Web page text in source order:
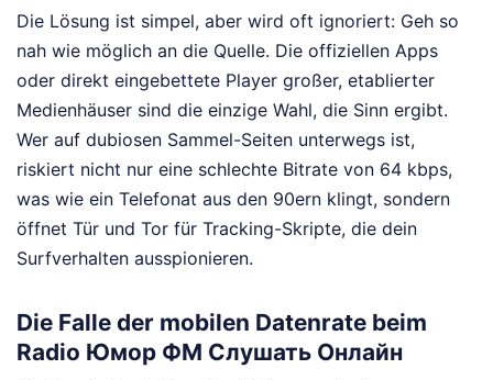
Die Lösung ist simpel, aber wird oft ignoriert: Geh so
nah wie möglich an die Quelle. Die offiziellen Apps
oder direkt eingebettete Player großer, etablierter
Medienhäuser sind die einzige Wahl, die Sinn ergibt.
Wer auf dubiosen Sammel-Seiten unterwegs ist,
riskiert nicht nur eine schlechte Bitrate von 64 kbps,
was wie ein Telefonat aus den 90ern klingt, sondern
öffnet Tür und Tor für Tracking-Skripte, die dein
Surfverhalten ausspionieren.
Die Falle der mobilen Datenrate beim
Radio Юмор ФМ Слушать Онлайн